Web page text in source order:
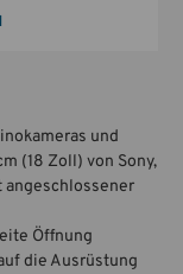
und
(18 Zoll) von Sony,
angeschlossener
Öffnung
die Ausrüstung